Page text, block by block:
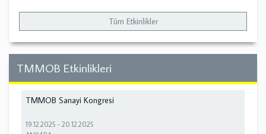
Tüm Etkinlikler
TMMOB Etkinlikleri
TMMOB Sanayi Kongresi
19.12.2025 -20.12.2025